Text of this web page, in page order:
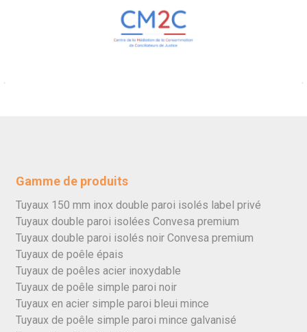
Gamme de produits
Tuyaux 150 mm inox double paroi isolés label privé
Tuyaux double paroi isolées Convesa premium
Tuyaux double paroi isolés noir Convesa premium
Tuyaux de poêle épais
Tuyaux de poêles acier inoxydable
Tuyaux de poêle simple paroi noir
Tuyaux en acier simple paroi bleui mince
Tuyaux de poêle simple paroi mince galvanisé